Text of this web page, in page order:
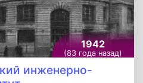
1942
(83 года назад)
инженерно-